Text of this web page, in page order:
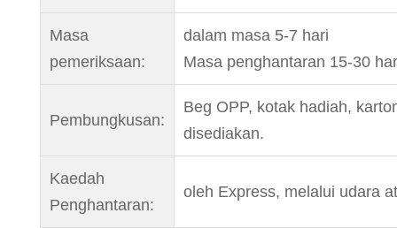
Masa
pemeriksaan:
dalam masa 5-7 hari
Masa penghantaran 15-30
Pembungkusan:
Beg OPP, kotak hadiah,
disediakan.
Kaedah
Penghantaran:
oleh Express, melalui udara